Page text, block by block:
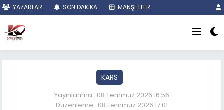
YAZARLAR SON DAKİKA MANŞETLER
KARS
Yayınlanma : 08 Temmuz 2026 16:56
Düzenleme : 08 Temmuz 2026 17:01